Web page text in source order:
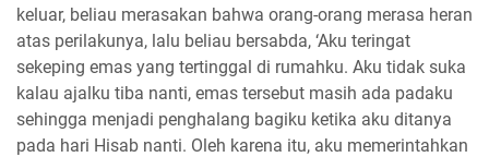
keluar, beliau merasakan bahwa orang-orang merasa heran
atas perilakunya, lalu beliau bersabda, ‘Aku teringat
sekeping emas yang tertinggal di rumahku. Aku tidak suka
kalau ajalku tiba nanti, emas tersebut masih ada padaku
sehingga menjadi penghalang bagiku ketika aku ditanya
pada hari Hisab nanti. Oleh karena itu, aku memerintahkan